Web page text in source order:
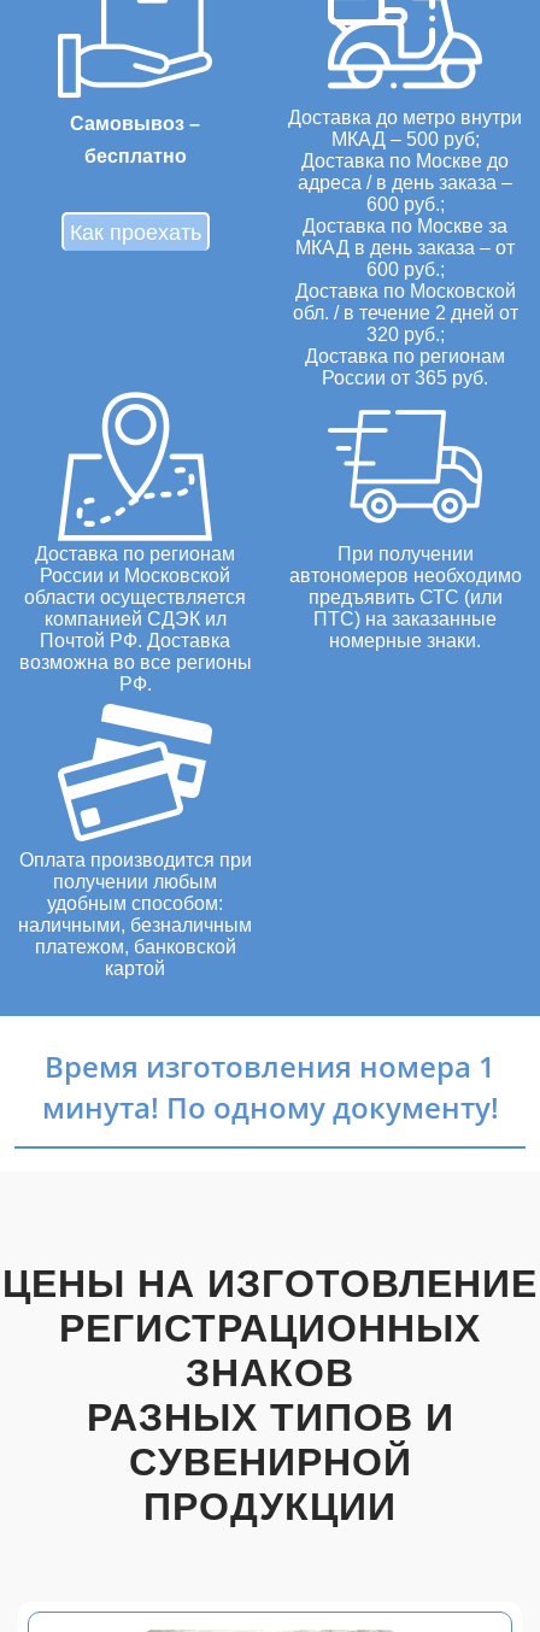
Самовывоз –
бесплатно
Как проехать
Доставка до метро внутри
МКАД – 500 руб;
Доставка по Москве до
адреса / в день заказа –
600 руб.;
Доставка по Москве за
МКАД в день заказа – от
600 руб.;
Доставка по Московской
обл. / в течение 2 дней от
320 руб.;
Доставка по регионам
России от 365 руб.
Доставка по регионам
России и Московской
области осуществляется
компанией СДЭК ил
Почтой РФ. Доставка
возможна во все регионы
РФ.
При получении
автономеров необходимо
предъявить СТС (или
ПТС) на заказанные
номерные знаки.
Оплата производится при
получении любым
удобным способом:
наличными, безналичным
платежом, банковской
картой
Время изготовления номера 1
минута! По одному документу!
ЦЕНЫ НА ИЗГОТОВЛЕНИЕ
РЕГИСТРАЦИОННЫХ
ЗНАКОВ
РАЗНЫХ ТИПОВ И
СУВЕНИРНОЙ
ПРОДУКЦИИ